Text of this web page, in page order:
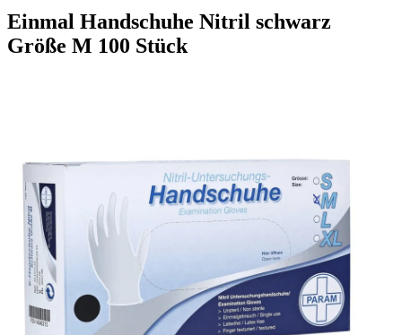
Einmal Handschuhe Nitril schwarz
Größe M 100 Stück